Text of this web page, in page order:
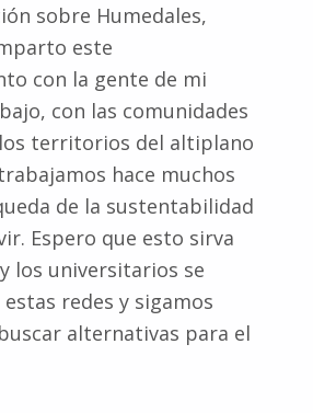
sobre Humedales,
este
con la gente de mi
con las comunidades
territorios del altiplano
hace muchos
de la sustentabilidad
Espero que esto sirva
los universitarios se
redes y sigamos
alternativas para el